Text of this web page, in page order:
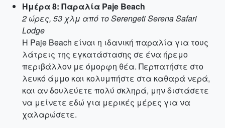
Ημέρα 8: Παραλία Paje Beach
2 ώρες, 53 χλμ από το Serengeti Serena Safari
Lodge
Η Paje Beach είναι η ιδανική παραλία για τους
λάτρεις της εγκατάστασης σε ένα ήρεμο
περιβάλλον με όμορφη θέα. Περπατήστε στο
λευκό άμμο και κολυμπήστε στα καθαρά νερά,
και αν δουλεύετε πολύ σκληρά, μην διστάσετε
να μείνετε εδώ για μερικές μέρες για να
χαλαρώσετε.